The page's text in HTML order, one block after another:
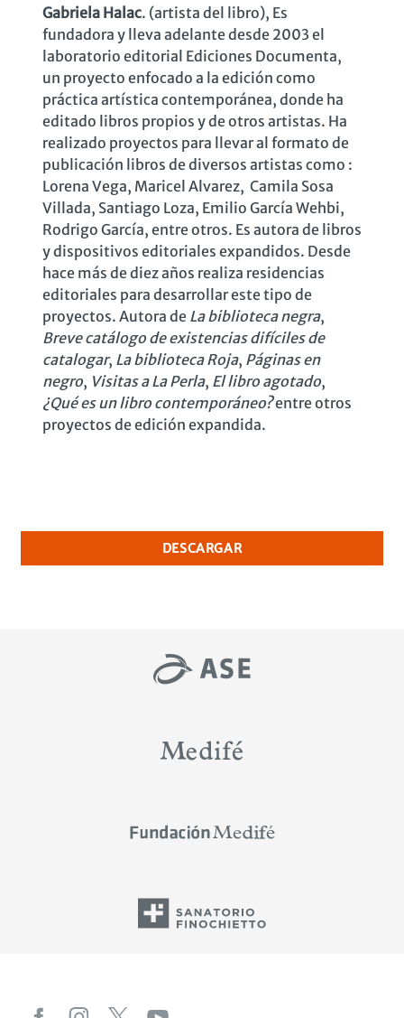
Gabriela Halac. (artista del libro), Es
fundadora y lleva adelante desde 2003 el
laboratorio editorial Ediciones Documenta,
un proyecto enfocado a la edición como
práctica artística contemporánea, donde ha
editado libros propios y de otros artistas. Ha
realizado proyectos para llevar al formato de
publicación libros de diversos artistas como :
Lorena Vega, Maricel Alvarez, Camila Sosa
Villada, Santiago Loza, Emilio García Wehbi,
Rodrigo García, entre otros. Es autora de libros
y dispositivos editoriales expandidos. Desde
hace más de diez años realiza residencias
editoriales para desarrollar este tipo de
proyectos. Autora de La biblioteca negra,
Breve catálogo de existencias difíciles de
catalogar, La biblioteca Roja, Páginas en
negro, Visitas a La Perla, El libro agotado,
¿Qué es un libro contemporáneo?entre otros
proyectos de edición expandida.
DESCARGAR